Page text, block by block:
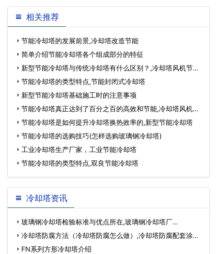
璃钢冷却塔为防止内循环冻
住都做了哪些措施…
却塔厂家教您如何选用合适
的安全阀,冷却塔
相关推荐
节能冷却塔的发展前景,冷却塔改造节能
简单介绍节能冷却塔各个组成部分的特征
新型节能冷却塔与传统冷却塔有什么区别？,冷却塔风机节能
改造
节能冷却塔的类型特点,节能封闭式冷却塔
新型节能冷却塔基础施工时的注意事项
节能冷却塔真正达到了百分之百的高效和节能,冷却塔风机节
能 节能冷却塔是如何提升冷却塔换热效率的,新型节能冷却塔
节能冷却塔的选购技巧(怎样选购玻璃钢冷却塔)
工业冷却塔生产厂家，工业节能冷却塔
节能冷却塔的类型特点,双良节能冷却塔
冷却塔资讯
玻璃钢冷却塔检验标准与优点所在,玻璃钢冷却塔厂…
冷却塔防腐方法（冷却塔防腐怎么做）,冷却塔防腐配套涂
料…FN系列方形冷却塔介绍